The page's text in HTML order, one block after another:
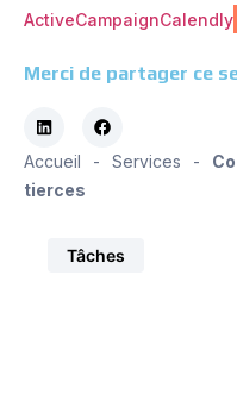
ActiveCampaignCalendly
Merci de partager ce
Accueil - Services -
tierces
Tâches